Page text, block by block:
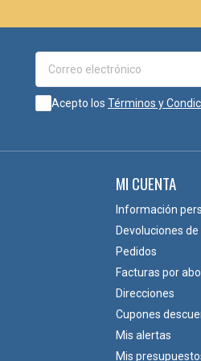
Acepto los Términos y
MI CUENTA
Información
Devoluciones
Pedidos
Facturas por
Direcciones
Cupones
Mis alertas
Mis